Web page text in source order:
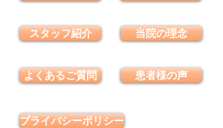
スタッフ紹介
よくあるご質問
当院の理念
患者様の声
プライバシーポリシー